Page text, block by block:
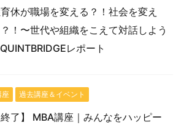
休が職場を変える？！社会を変え
！〜世代や組織をこえて対話しよう
レポート
座 過去講座＆イベント
終了】 MBA講座｜みんなをハッピー